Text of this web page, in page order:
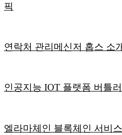
픽
연락처 관리메신저 홉스 소
인공지능 IOT 플랫폼 버틀
엘라마체인 블록체인 서비